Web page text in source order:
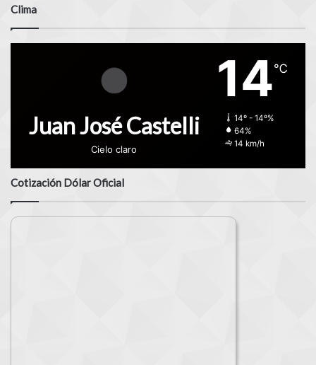
Clima
Juan José Castelli
Cielo claro
14℃
14º - 14º%
64%
14 km/h
Cotización Dólar Oficial